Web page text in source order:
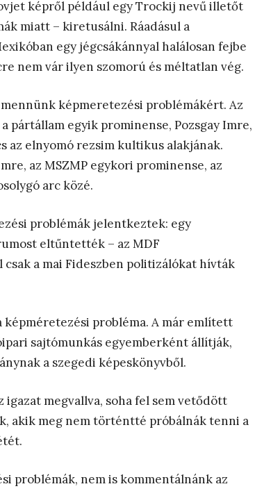
képről például egy Trockij nevű illetőt
miatt – kiretusálni. Ráadásul a
egy jégcsákánnyal halálosan fejbe
nem vár ilyen szomorú és méltatlan vég.
képmeretezési problémákért. Az
egyik prominense, Pozsgay Imre,
az elnyomó rezsim kultikus alakjának.
az MSZMP egykori prominense, az
arc közé.
problémák jelentkeztek: egy
eltűntették – az MDF
a mai Fideszben politizálókat hívták
probléma. A már említett
sajtómunkás egyemberként állítják,
a szegedi képeskönyvből.
megvallva, soha fel sem vetődött
akik meg nem történtté próbálnák tenni a
problémák, nem is kommentálnánk az